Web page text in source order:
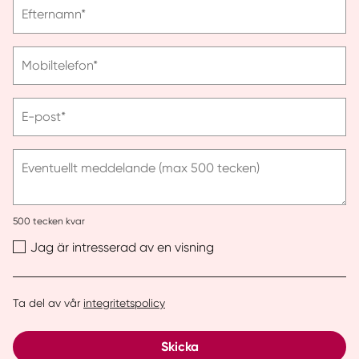
ange
Efternamn*
ange
Mobiltelefon*
ange
post
E-post*
Eventuellt meddelande (max 500 tecken)
500 tecken kvar
Jag är intresserad av en visning
Ta del av vår integritetspolicy
Skicka